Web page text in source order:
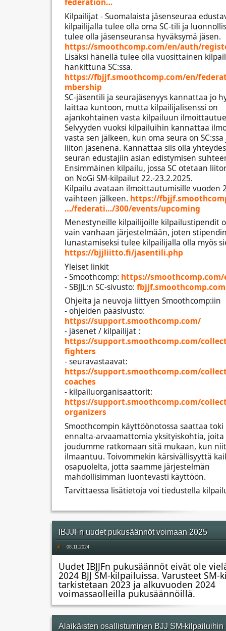
federation…
Kilpailijat - Suomalaista jäsenseuraa
kilpailijalla tulee olla oma SC-tili ja
tulee olla jäsenseuransa hyväksymä jäsen.
https://smoothcomp.com/en/auth/
Lisäksi hänellä tulee olla vuosittainen
hankittuna SC:ssa.
https://fbjjf.smoothcomp.com/en/
mbership
SC-jäsentili ja seurajäsenyys kannattaa jo
laittaa kuntoon, mutta kilpailijalisenssi on
ajankohtainen vasta kilpailuun
Selvyyden vuoksi kilpailuihin kannattaa
vasta sen jälkeen, kun oma seura on
liiton jäsenenä. Kannattaa siis olla
seuran edustajiin asian edistymisen
Ensimmäinen kilpailu, jossa SC otetaan
on NoGi SM-kilpailut 22.-23.2.2025.
Kilpailu avataan ilmoittautumisille vuoden
vaihteen jälkeen. https://
…/federati…/300/events/upcoming
Menestyneille kilpailijoille kilpailustipendit
vain vanhaan järjestelmään, joten
lunastamiseksi tulee kilpailijalla olla myös
https://bjjliitto.fi/jasentili.php
Yleiset linkit
- Smoothcomp: https://smoothcomp.com/
- SBJJL:n SC-sivusto: fbjjf.smoothcomp.com
Ohjeita ja neuvoja liittyen Smoothcomp:iin
- ohjeiden pääsivusto:
https://support.smoothcomp.com/
- jäsenet / kilpailijat :
https://support.smoothcomp.com/
fighters
- seuravastaavat:
https://support.smoothcomp.com/
coaches
- kilpailuorganisaattorit:
https://support.smoothcomp.com/
organizers
Smoothcompin käyttöönotossa saattaa
ennalta-arvaamattomia yksityiskohtia,
joudumme ratkomaan sitä mukaan, kun
ilmaantuu. Toivommekin kärsivällisyyttä
osapuolelta, jotta saamme järjestelmän
mahdollisimman luontevasti käyttöön.
Tarvittaessa lisätietoja voi tiedustella
IBJJFn uudet pukusäännöt voimaan 2025
# 08.11.2024
Uudet IBJJFn pukusäännöt eivät ole
2024 BJJ SM-kilpailuissa. Varusteet SM-
tarkistetaan 2023 ja alkuvuoden 2024
voimassaolleilla pukusäännöillä.
Alaikäisten osallistuminen BJJ SM-kilpailuihin